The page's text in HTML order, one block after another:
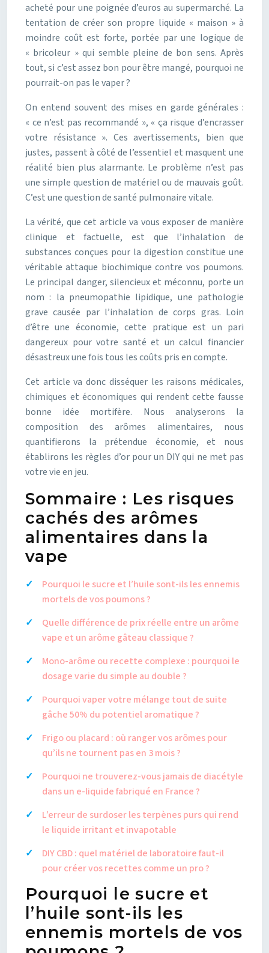
acheté pour une poignée d’euros au supermarché. La
tentation de créer son propre liquide « maison » à
moindre coût est forte, portée par une logique de
« bricoleur » qui semble pleine de bon sens. Après
tout, si c’est assez bon pour être mangé, pourquoi ne
pourrait-on pas le vaper ?
On entend souvent des mises en garde générales :
« ce n’est pas recommandé », « ça risque d’encrasser
votre résistance ». Ces avertissements, bien que
justes, passent à côté de l’essentiel et masquent une
réalité bien plus alarmante. Le problème n’est pas
une simple question de matériel ou de mauvais goût.
C’est une question de santé pulmonaire vitale.
La vérité, que cet article va vous exposer de manière
clinique et factuelle, est que l’inhalation de
substances conçues pour la digestion constitue une
véritable attaque biochimique contre vos poumons.
Le principal danger, silencieux et méconnu, porte un
nom : la pneumopathie lipidique, une pathologie
grave causée par l’inhalation de corps gras. Loin
d’être une économie, cette pratique est un pari
dangereux pour votre santé et un calcul financier
désastreux une fois tous les coûts pris en compte.
Cet article va donc disséquer les raisons médicales,
chimiques et économiques qui rendent cette fausse
bonne idée mortifère. Nous analyserons la
composition des arômes alimentaires, nous
quantifierons la prétendue économie, et nous
établirons les règles d’or pour un DIY qui ne met pas
votre vie en jeu.
Sommaire : Les risques
cachés des arômes
alimentaires dans la
vape
Pourquoi le sucre et l’huile sont-ils les ennemis
mortels de vos poumons ?
Quelle différence de prix réelle entre un arôme
vape et un arôme gâteau classique ?
Mono-arôme ou recette complexe : pourquoi le
dosage varie du simple au double ?
Pourquoi vaper votre mélange tout de suite
gâche 50% du potentiel aromatique ?
Frigo ou placard : où ranger vos arômes pour
qu’ils ne tournent pas en 3 mois ?
Pourquoi ne trouverez-vous jamais de diacétyle
dans un e-liquide fabriqué en France ?
L’erreur de surdoser les terpènes purs qui rend
le liquide irritant et invapotable
DIY CBD : quel matériel de laboratoire faut-il
pour créer vos recettes comme un pro ?
Pourquoi le sucre et
l’huile sont-ils les
ennemis mortels de vos